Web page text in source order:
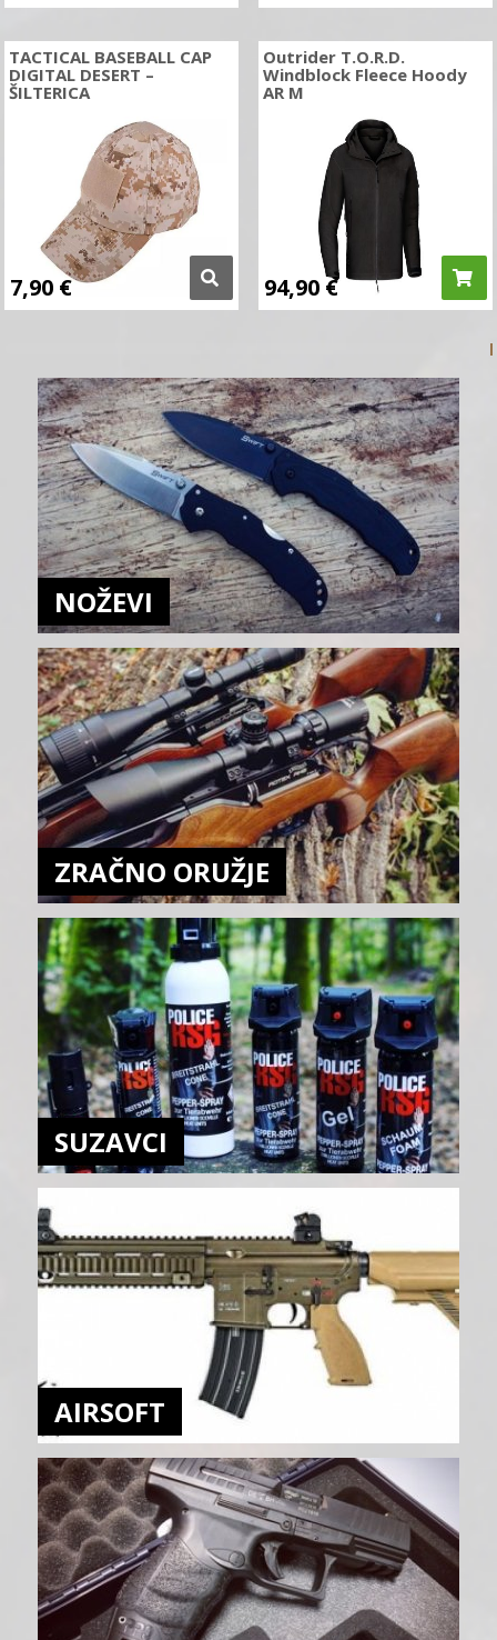
TACTICAL BASEBALL CAP
DIGITAL DESERT –
ŠILTERICA
7,90 €
Outrider T.O.R.D.
Windblock Fleece Hoody
AR M
94,90 €
NOŽEVI
ZRAČNO ORUŽJE
SUZAVCI
AIRSOFT